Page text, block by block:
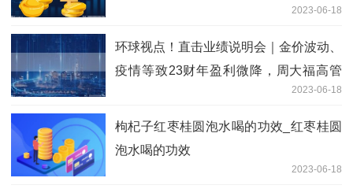
2023-06-18
环球视点！直击业绩说明会｜金价波动、
疫情等致23财年盈利微降，周大福高管
2023-06-18
枸杞子红枣桂圆泡水喝的功效_红枣桂圆
泡水喝的功效
2023-06-18